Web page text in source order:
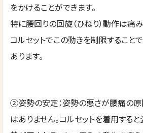
をかけることができます。
特に腰回りの回旋（ひねり）動作は痛
コルセットでこの動きを制限すること
あります。
②姿勢の安定：姿勢の悪さが腰痛の原
はありません。コルセットを着用する